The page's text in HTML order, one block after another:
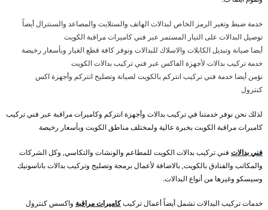
خدمة ضبط وتغير الرمز الخاص لبدالات الهاتف والستلايت والمصاعد والسنترال أيضاً
توصيل البدالات على التيار المستمر عبر فني كاميرات مراقبة الكويت
أيضا صيانة وتبديل الكابلات والاسلاك للبدالات ونوفر كافة قطع الغيار وبأسعار رخيصة
خدمة تركيب بدالات لأجهزة الفاكس عبر فني تركيب بدالات الكويت
نؤمن أيضا خدمة فني تركيب انتركم بالكويت لصيانة وتصليح انتركم وأجهزة اكس
كنترول
لذلك نحن نوفر خدمتنا في تركيب بدالات وأجهزة انتركم وكاميرات مراقبة عبر فني تركيب
كاميرات مراقبة الكويت بخبرة عالية ولمختلف مناطق الكويت وبأسعار رخيصة
فني بدالات فني تركيب بدالات الكويت للمطاعم والونشات والتكاسي, وكل الشركات
والمكاتب والفنادق بالكويت, بالاضافة لأعمال برمجة وتصليح وتركيب بدالات باناسونيك
وسيسكو وغيرها من أنواع البدالات.
خدمات تركيب البدالات تشمل أيضاً أعمال تركيبكاميرات مراقبة واكسس كنترول